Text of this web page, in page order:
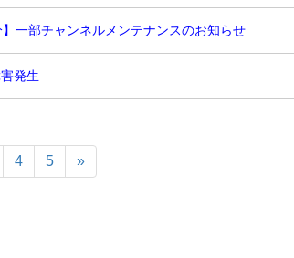
一部チャンネルメンテナンスのお知らせ
発生
4 5 »